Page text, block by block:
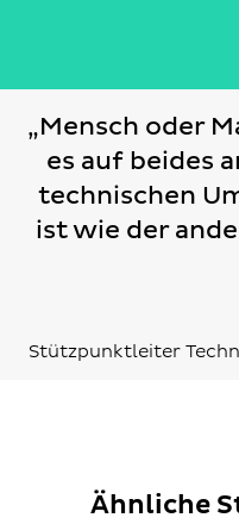
„Mensch oder
es auf beides
technischen
ist wie der
Stützpunktleiter
Ähnliche